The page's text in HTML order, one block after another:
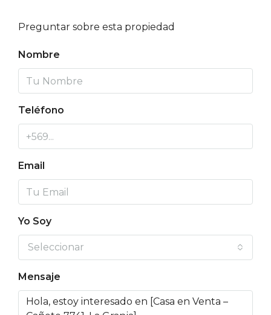
Preguntar sobre esta propiedad
Nombre
Teléfono
Email
Yo Soy
Seleccionar
Mensaje